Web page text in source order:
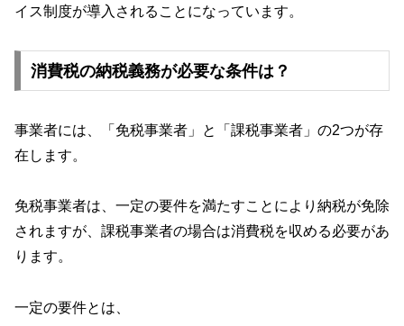
イス制度が導入されることになっています。
消費税の納税義務が必要な条件は？
事業者には、「免税事業者」と「課税事業者」の2つが存
在します。
免税事業者は、一定の要件を満たすことにより納税が免除
されますが、課税事業者の場合は消費税を収める必要があ
ります。
一定の要件とは、